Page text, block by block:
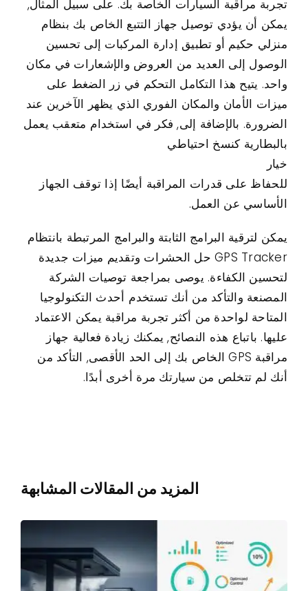
تجربة مراقبة السيارات الخاصة بك. على سبيل المثال,
يمكن أن يؤدي توصيل جهاز التتبع الخاص بك بنظام
منزلي حكيم أو تطبيق إدارة المركبات إلى تحسين
الوصول إلى العديد من العروض والإشعارات في مكان
واحد. يتيح هذا التكامل التحكم في زر الضغط على
ميزات الأمان والمكان الفوري الذي يظهر الآخرين عند
الضرورة. بالإضافة إلى, فكر في استخدام متعقب يعمل
بالبطارية كنسخ احتياطي
خيار
للحفاظ على قدرات المراقبة أيضًا إذا توقف الجهاز
الأساسي عن العمل.
يمكن لترقية البرامج الثابتة والبرامج المرتبطة بانتظام
GPS Tracker حل الحشرات وتقديم ميزات جديدة
لتحسين الكفاءة. يوصى بمراجعة توصيات الشركة
المصنعة والتأكد من أنك تستخدم أحدث التكنولوجيا
المتاحة لواحدة من أكثر تجربة مراقبة يمكن الاعتماد
عليها. باتباع هذه النصائح, يمكنك زيادة فعالية جهاز
مراقبة GPS الخاص بك إلى الحد الأقصى, التأكد من
أنك لم تتخلص من سيارتك مرة أخرى أبدًا.
المزيد من المقالات المشابهة